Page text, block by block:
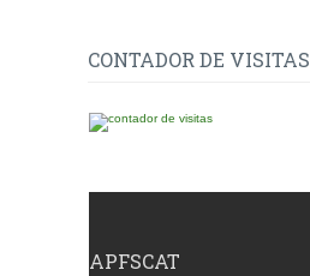
CONTADOR DE VISITAS
APFSCAT